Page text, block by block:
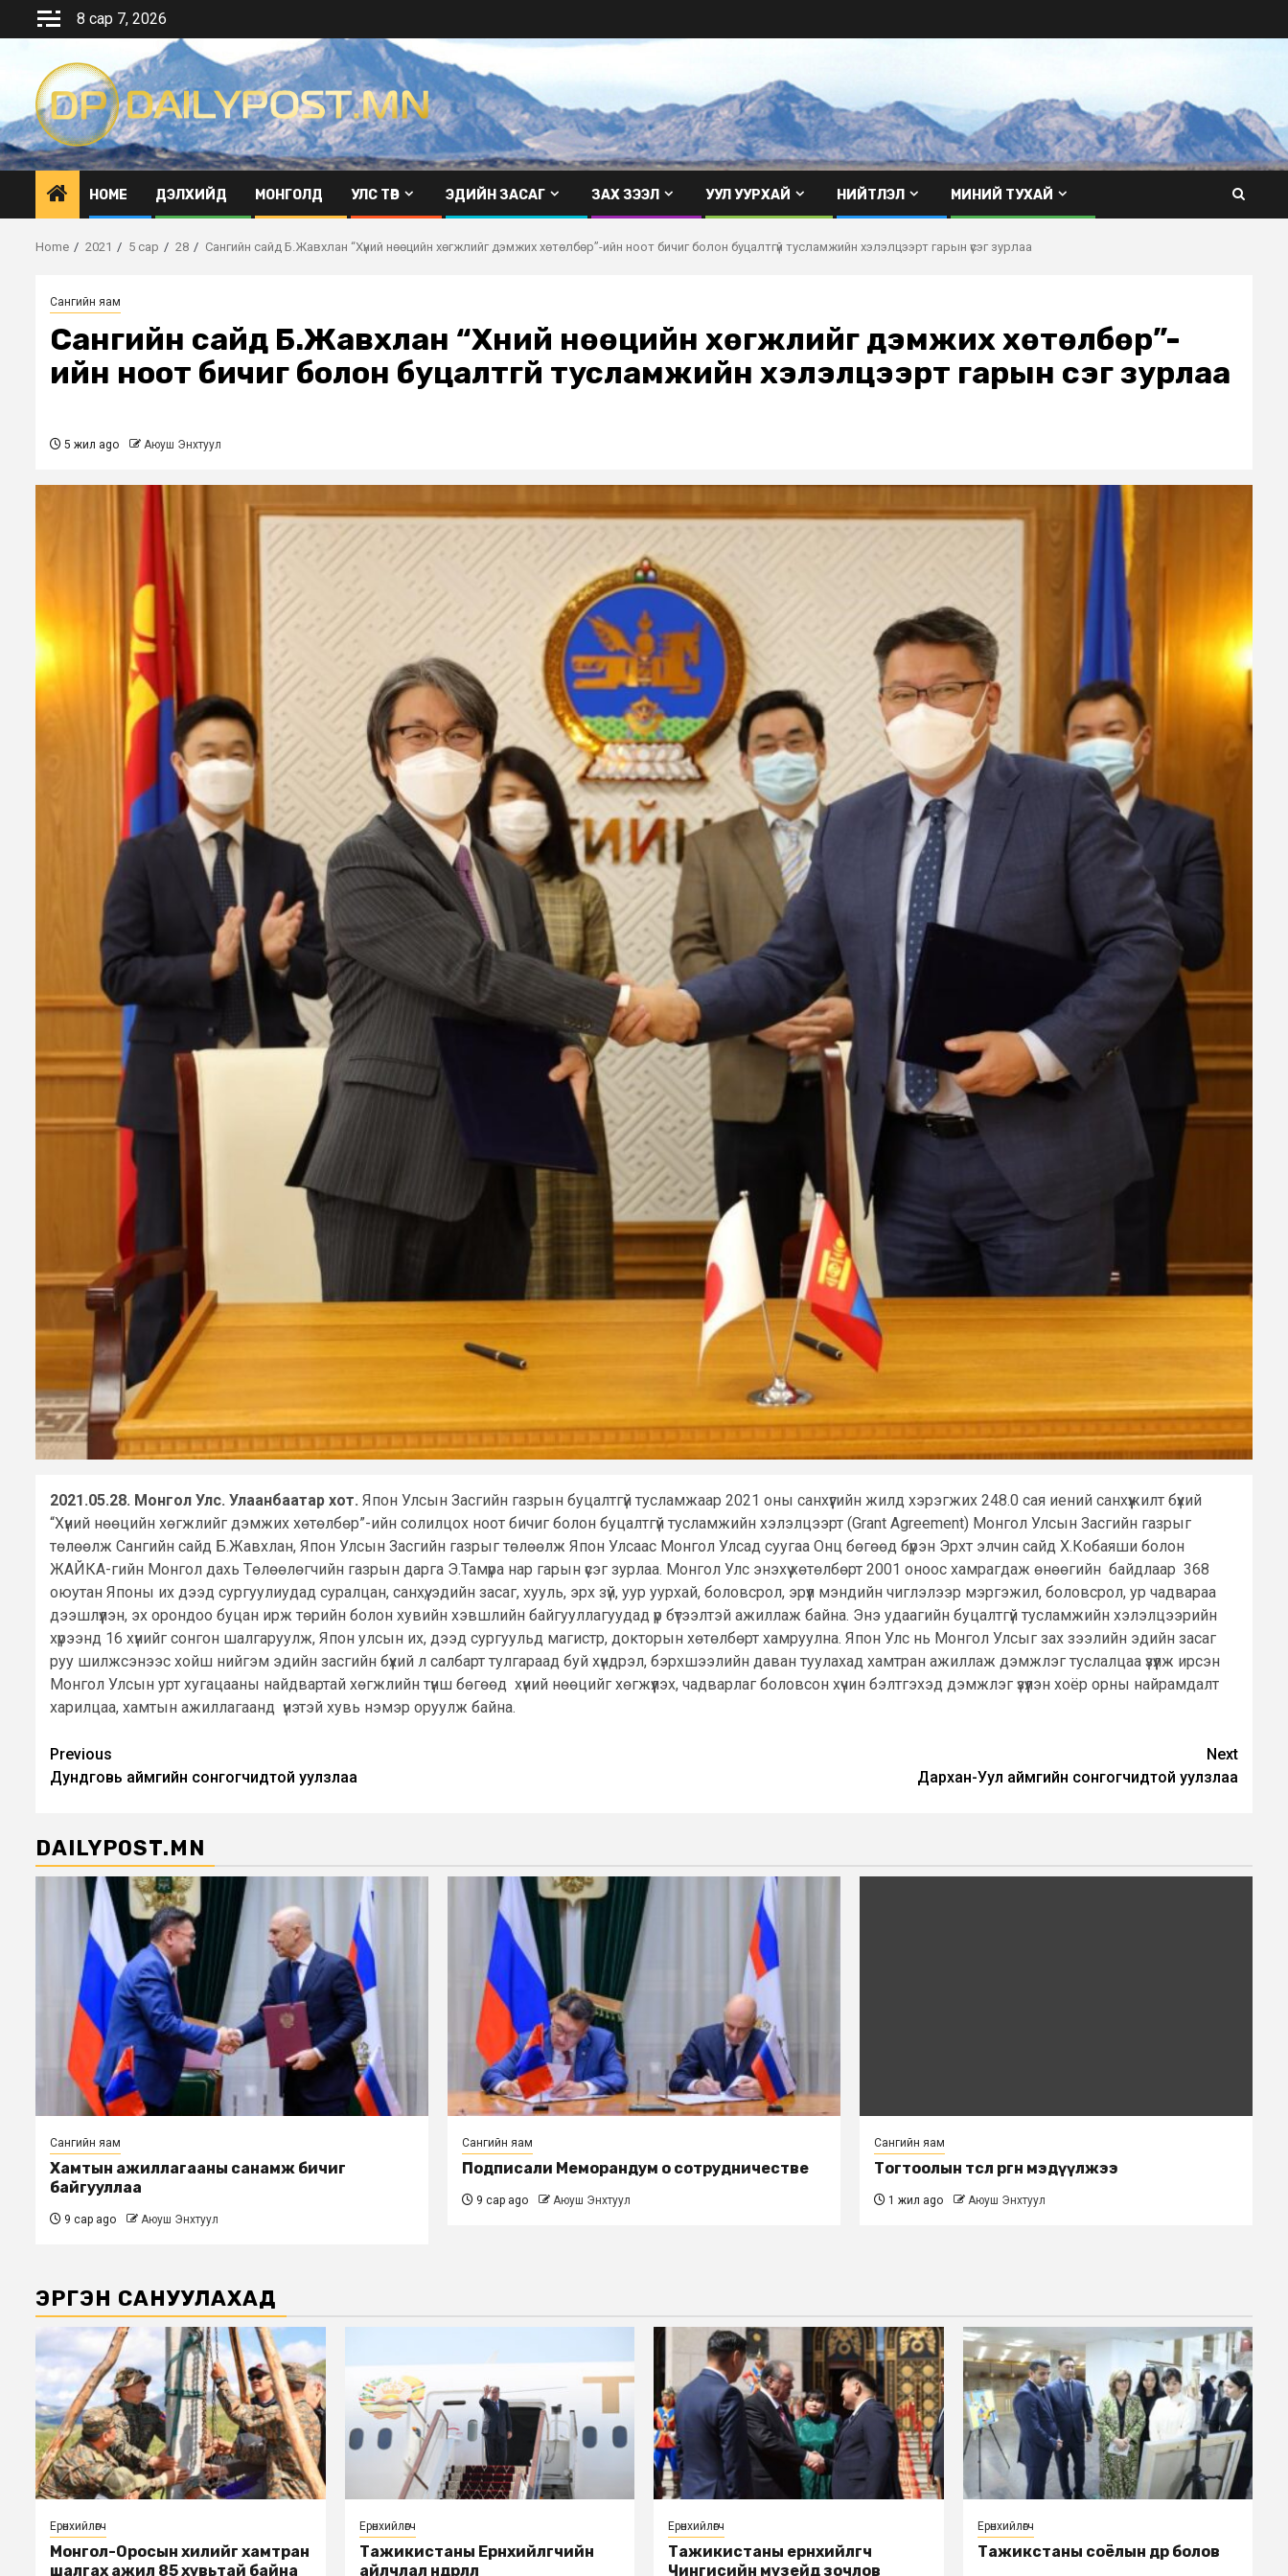
8 сар 7, 2026
HOME ДЭЛХИЙД МОНГОЛД УЛС ТӨР ЭДИЙН ЗАСАГ ЗАХ ЗЭЭЛ УУЛ УУРХАЙ НИЙТЛЭЛ МИНИЙ ТУХАЙ
Home 2021 5 сар 28 Сангийн сайд Б.Жавхлан “Хүний нөөцийн хөгжлийг дэмжих хөтөлбөр”-ийн ноот бичиг болон буцалтгүй тусламжийн хэлэлцээрт гарын үсэг зурлаа
Сангийн яам
Сангийн сайд Б.Жавхлан “Хүний нөөцийн хөгжлийг дэмжих хөтөлбөр”-
ийн ноот бичиг болон буцалтгүй тусламжийн хэлэлцээрт гарын үсэг зурлаа
5 жил ago Аюуш Энхтуул
2021.05.28. Монгол Улс. Улаанбаатар хот. Япон Улсын Засгийн газрын буцалтгүй тусламжаар 2021 оны санхүүгийн жилд хэрэгжих 248.0 сая иений санхүүжилт бүхий
“Хүний нөөцийн хөгжлийг дэмжих хөтөлбөр”-ийн солилцох ноот бичиг болон буцалтгүй тусламжийн хэлэлцээрт (Grant Agreement) Монгол Улсын Засгийн газрыг
төлөөлж Сангийн сайд Б.Жавхлан, Япон Улсын Засгийн газрыг төлөөлж Япон Улсаас Монгол Улсад суугаа Онц бөгөөд бүрэн Эрхт элчин сайд Х.Кобаяши болон
ЖАЙКА-гийн Монгол дахь Төлөөлөгчийн газрын дарга Э.Тамүра нар гарын үсэг зурлаа. Монгол Улс энэхүү хөтөлбөрт 2001 оноос хамрагдаж өнөөгийн байдлаар 368
оюутан Японы их дээд сургуулиудад суралцан, санхүү, эдийн засаг, хууль, эрх зүй, уур уурхай, боловсрол, эрүүл мэндийн чиглэлээр мэргэжил, боловсрол, ур чадвараа
дээшлүүлэн, эх орондоо буцан ирж төрийн болон хувийн хэвшлийн байгууллагуудад үр бүтээлтэй ажиллаж байна. Энэ удаагийн буцалтгүй тусламжийн хэлэлцээрийн
хүрээнд 16 хүнийг сонгон шалгаруулж, Япон улсын их, дээд сургуульд магистр, докторын хөтөлбөрт хамруулна. Япон Улс нь Монгол Улсыг зах зээлийн эдийн засаг
руу шилжсэнээс хойш нийгэм эдийн засгийн бүхий л салбарт тулгараад буй хүндрэл, бэрхшээлийн даван туулахад хамтран ажиллаж дэмжлэг туслалцаа үзүүлж ирсэн
Монгол Улсын урт хугацааны найдвартай хөгжлийн түнш бөгөөд хүний нөөцийг хөгжүүлэх, чадварлаг боловсон хүчин бэлтгэхэд дэмжлэг үзүүлэн хоёр орны найрамдалт
харилцаа, хамтын ажиллагаанд үнэтэй хувь нэмэр оруулж байна.
Post
navigation
Previous
Дундговь аймгийн сонгогчидтой уулзлаа
Next
Дархан-Уул аймгийн сонгогчидтой уулзлаа
DAILYPOST.MN
Сангийн яам
Хамтын ажиллагааны санамж бичиг
байгууллаа
9 сар ago Аюуш Энхтуул
Сангийн яам
Подписали Меморандум о сотрудничестве
9 сар ago Аюуш Энхтуул
Сангийн яам
Тогтоолын төсөл өргөн мэдүүлжээ
1 жил ago Аюуш Энхтуул
ЭРГЭН САНУУЛАХАД
Ерөнхийлөгч
Монгол-Оросын хилийг хамтран
шалгах ажил 85 хувьтай байна
Ерөнхийлөгч
Тажикистаны Ерөнхийлөгчийн
айлчлал өндөрлөлөө
Ерөнхийлөгч
Тажикистаны ерөнхийлөгч
Чингисийн музейд зочлов
Ерөнхийлөгч
Тажикстаны соёлын өдөр болов